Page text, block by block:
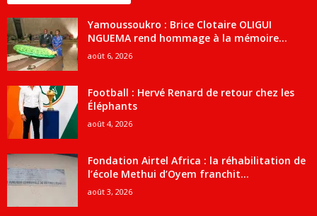
Yamoussoukro : Brice Clotaire OLIGUI
NGUEMA rend hommage à la mémoire...
août 6, 2026
Football : Hervé Renard de retour chez les
Éléphants
août 4, 2026
Fondation Airtel Africa : la réhabilitation de
l’école Methui d’Oyem franchit...
août 3, 2026